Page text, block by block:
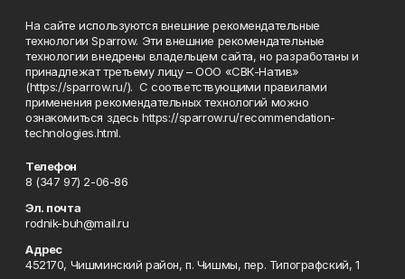
На сайте используются внешние рекомендательные
технологии Sparrow. Эти внешние рекомендательные
технологии внедрены владельцем сайта, но разработаны и
принадлежат третьему лицу – ООО «СВК-Натив»
(https://sparrow.ru/). С соответствующими правилами
применения рекомендательных технологий можно
ознакомиться здесь https://sparrow.ru/recommendation-
technologies.html.
Телефон
8 (347 97) 2-06-86
Эл. почта
rodnik-buh@mail.ru
Адрес
452170, Чишминский район, п. Чишмы, пер. Типографский, 1